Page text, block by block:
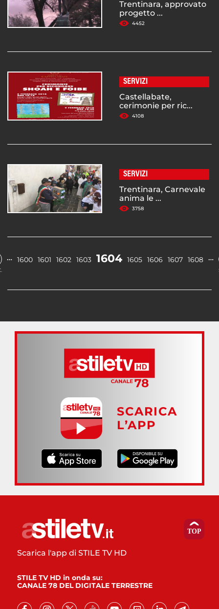
Trentinara, approvato
progetto ...
4452
SERVIZI
Castellabate,
cerimonie per ric...
4108
SERVIZI
Trentinara, Carnevale
anima le ...
3758
… 1600 1601 1602 1603 1604 1605 1606 1607 1608 …
SCARICA
L’APP
Scarica l'app di STILE TV HD
STILE TV HD in onda su:
CANALE 78 DEL DIGITALE TERRESTRE